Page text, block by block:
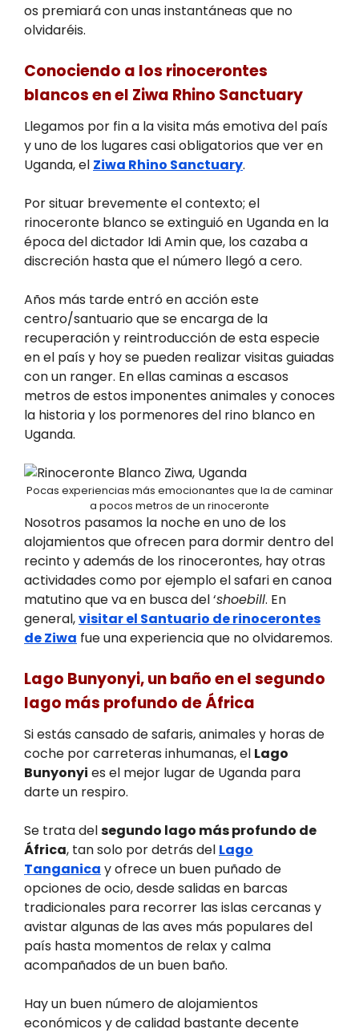
os premiará con unas instantáneas que no
olvidaréis.
Conociendo a los rinocerontes
blancos en el Ziwa Rhino Sanctuary
Llegamos por fin a la visita más emotiva del país
y uno de los lugares casi obligatorios que ver en
Uganda, el Ziwa Rhino Sanctuary.
Por situar brevemente el contexto; el
rinoceronte blanco se extinguió en Uganda en la
época del dictador Idi Amin que, los cazaba a
discreción hasta que el número llegó a cero.
Años más tarde entró en acción este
centro/santuario que se encarga de la
recuperación y reintroducción de esta especie
en el país y hoy se pueden realizar visitas guiadas
con un ranger. En ellas caminas a escasos
metros de estos imponentes animales y conoces
la historia y los pormenores del rino blanco en
Uganda.
Pocas experiencias más emocionantes que la de caminar
a pocos metros de un rinoceronte
Nosotros pasamos la noche en uno de los
alojamientos que ofrecen para dormir dentro del
recinto y además de los rinocerontes, hay otras
actividades como por ejemplo el safari en canoa
matutino que va en busca del ‘shoebill. En
general,visitar el Santuario de rinocerontes
de Ziwa fue una experiencia que no olvidaremos.
Lago Bunyonyi, un baño en el segundo
lago más profundo de África
Si estás cansado de safaris, animales y horas de
coche por carreteras inhumanas, el Lago
Bunyonyi es el mejor lugar de Uganda para
darte un respiro.
Se trata delsegundo lago más profundo de
África, tan solo por detrás del Lago
Tanganica y ofrece un buen puñado de
opciones de ocio, desde salidas en barcas
tradicionales para recorrer las islas cercanas y
avistar algunas de las aves más populares del
país hasta momentos de relax y calma
acompañados de un buen baño.
Hay un buen número de alojamientos
económicos y de calidad bastante decente